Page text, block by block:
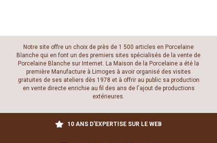
Notre site offre un choix de près de 1 500 articles en Porcelaine
Blanche qui en font un des premiers sites spécialisés de la vente de
Porcelaine Blanche sur Internet. La Maison de la Porcelaine a été la
première Manufacture à Limoges à avoir organisé des visites
gratuites de ses ateliers dès 1978 et à offrir au public sa production
en vente directe enrichie au fil des ans de l'ajout de productions
extérieures.
10 ANS D'EXPERTISE SUR LE WEB